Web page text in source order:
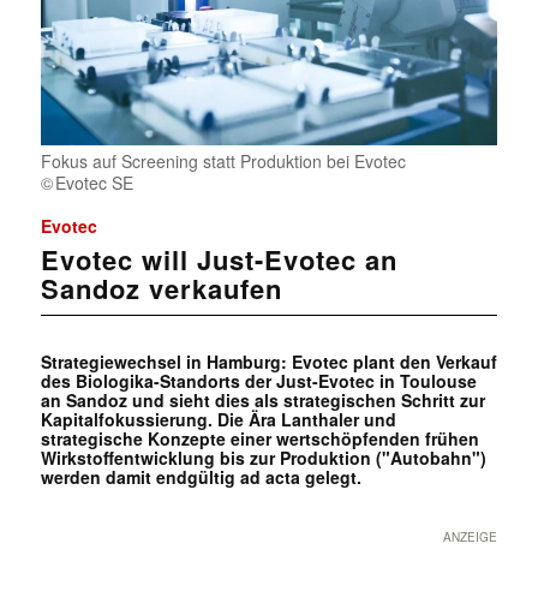
Fokus auf Screening statt Produktion bei Evotec
Evotec SE
Evotec
Evotec will Just-Evotec an
Sandoz verkaufen
Strategiewechsel in Hamburg: Evotec plant den Verkauf
des Biologika-Standorts der Just-Evotec in Toulouse
an Sandoz und sieht dies als strategischen Schritt zur
Kapitalfokussierung. Die Ära Lanthaler und
strategische Konzepte einer wertschöpfenden frühen
Wirkstoffentwicklung bis zur Produktion ("Autobahn")
werden damit endgültig ad acta gelegt.
ANZEIGE